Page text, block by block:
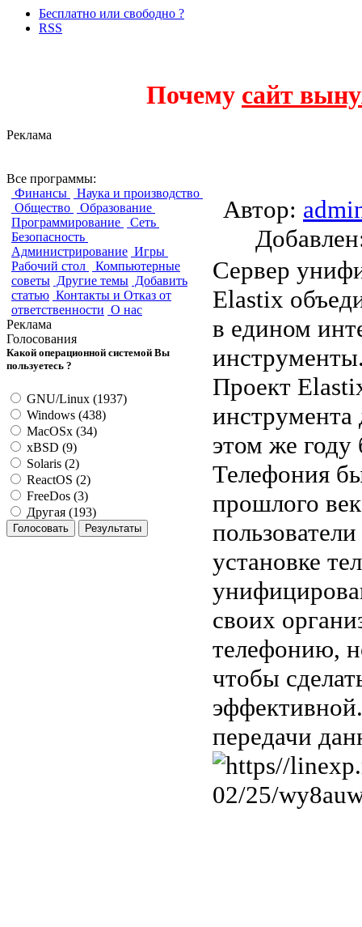
Бесплатно или свободно ?
RSS
Почему сайт
Реклама
Все программы:
Финансы
Наука и производство
Общество
Образование
Программирование
Сеть
Безопасность
Администрирование Игры
Рабочий стол
Компьютерные
советы Другие темы Добавить
статью Контакты и Отказ от
ответственности О нас
Реклама
Голосования
Какой операционной системой Вы
пользуетесь ?
GNU/Linux (1937)
Windows (438)
MacOSx (34)
xBSD (9)
Solaris (2)
ReactOS (2)
FreeDos (3)
Другая (193)
Автор:
Сервер
Elastix
в едином
Проект
инструмента
этом же
Телефония
прошлого
установке
своих
телефонию,
чтобы
передачи